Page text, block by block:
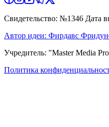
Свидетельство: №1346 Дата
Автор идеи: Фирдавс
Учредитель: "Master Media
Политика